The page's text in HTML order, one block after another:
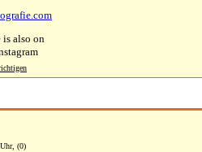
is also on
Uhr, (0)